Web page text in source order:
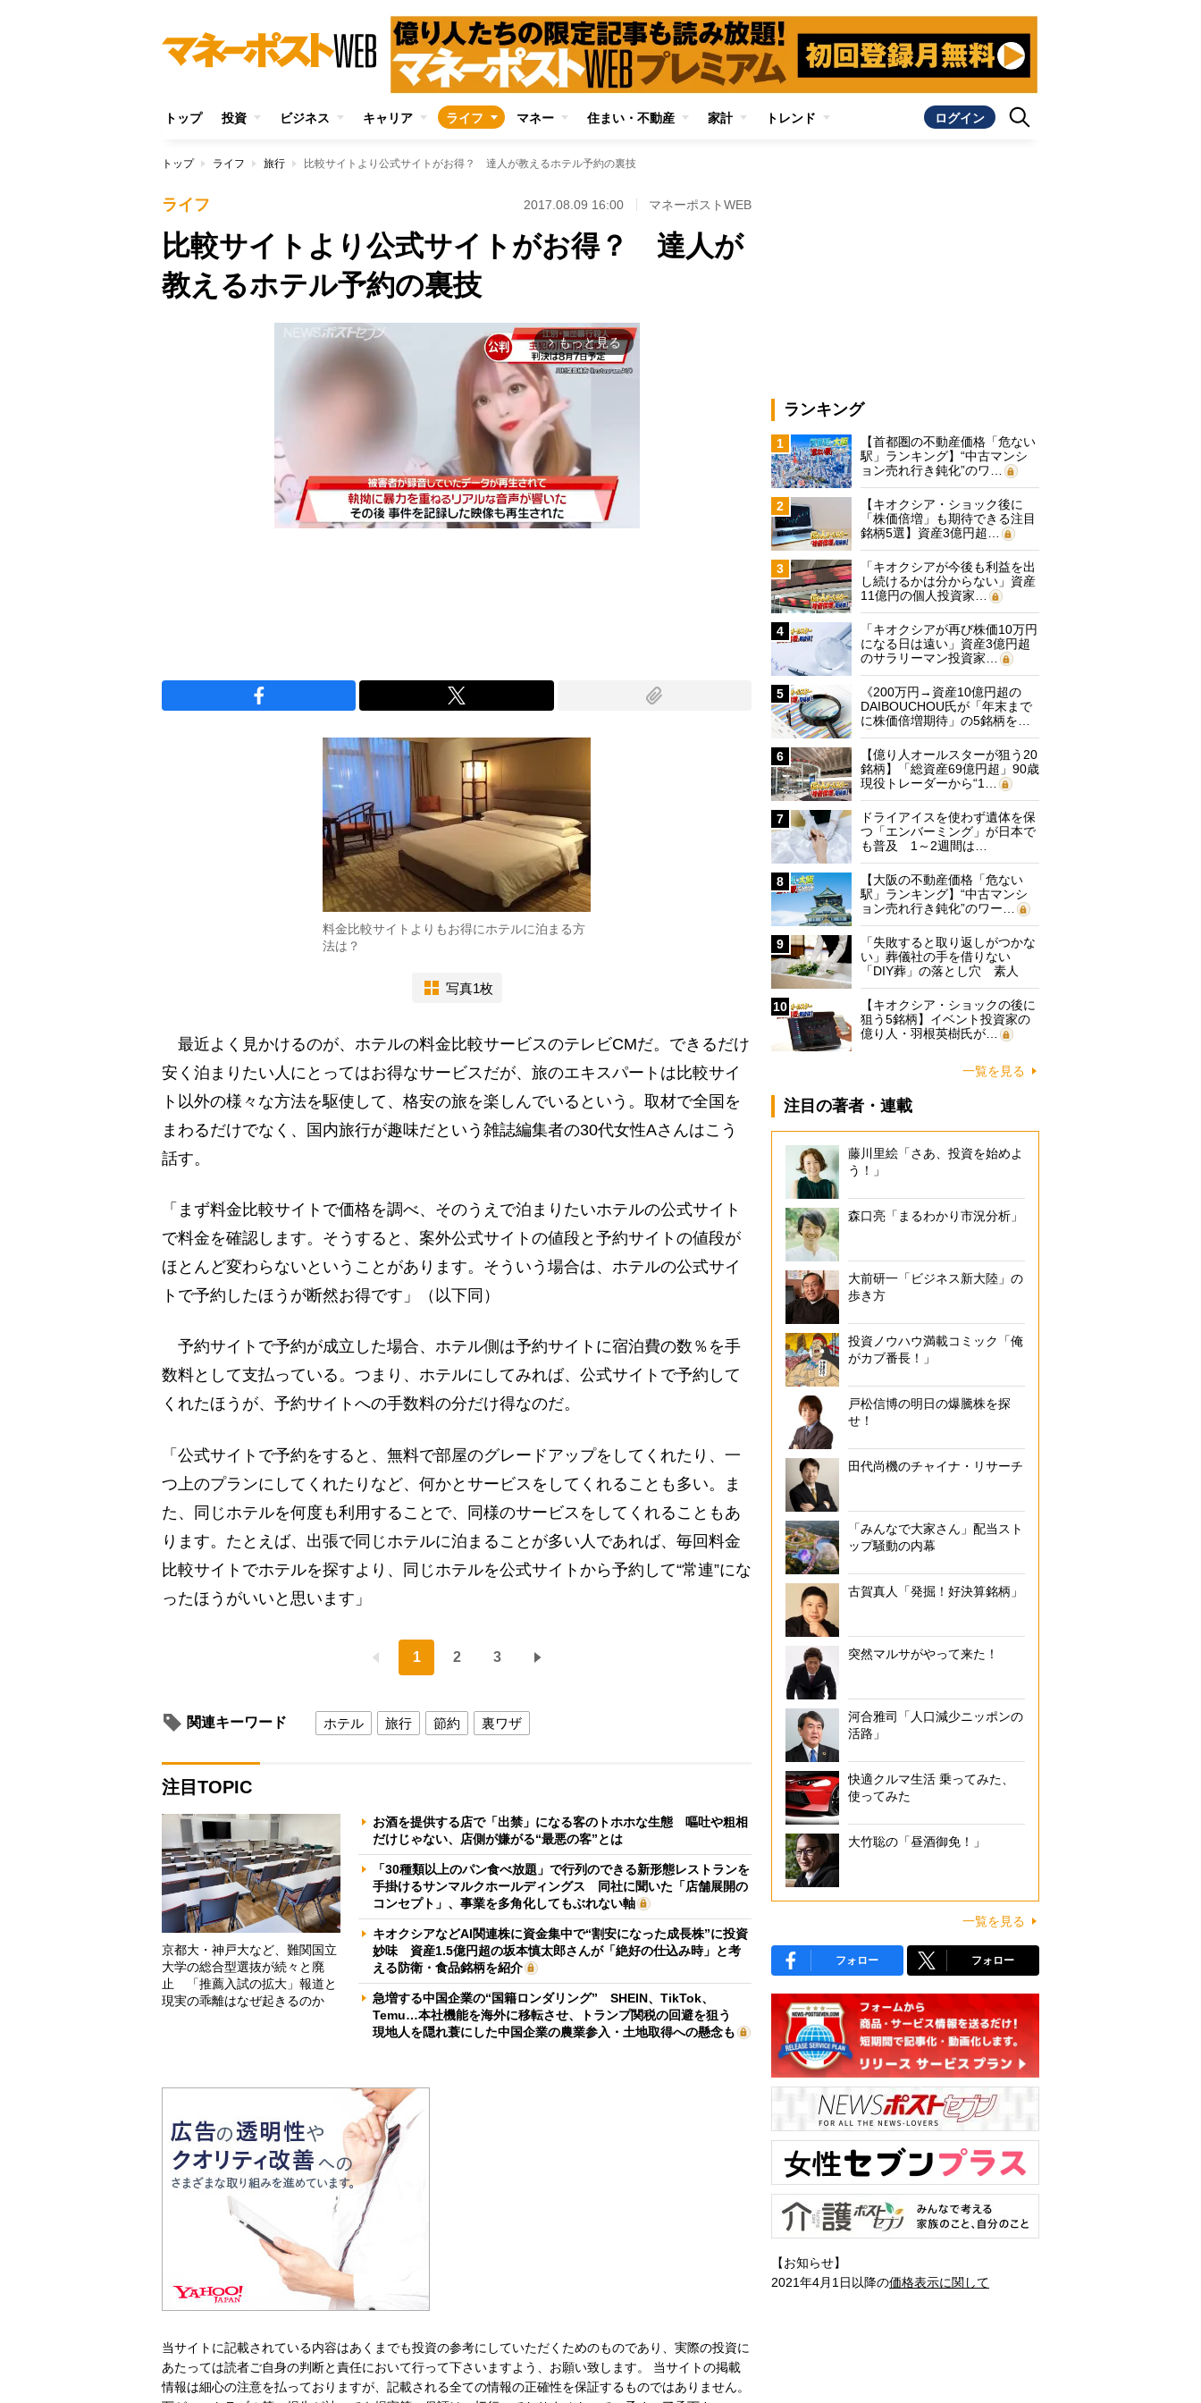
トップ 投資 ビジネス キャリア ライフ マネー 住まい・不動産 家計 トレンド ログイン
トップ ライフ 旅行 比較サイトより公式サイトがお得？ 達人が教えるホテル予約の裏技
ライフ 2017.08.09 16:00 マネーポストWEB
比較サイトより公式サイトがお得？ 達人が
教えるホテル予約の裏技
arrow_forward_ios もっと見る
料金比較サイトよりもお得にホテルに泊まる方
法は？
写真1枚
最近よく見かけるのが、ホテルの料金比較サービスのテレビCMだ。できるだけ
安く泊まりたい人にとってはお得なサービスだが、旅のエキスパートは比較サイ
ト以外の様々な方法を駆使して、格安の旅を楽しんでいるという。取材で全国を
まわるだけでなく、国内旅行が趣味だという雑誌編集者の30代女性Aさんはこう
話す。
「まず料金比較サイトで価格を調べ、そのうえで泊まりたいホテルの公式サイト
で料金を確認します。そうすると、案外公式サイトの値段と予約サイトの値段が
ほとんど変わらないということがあります。そういう場合は、ホテルの公式サイ
トで予約したほうが断然お得です」（以下同）
予約サイトで予約が成立した場合、ホテル側は予約サイトに宿泊費の数％を手
数料として支払っている。つまり、ホテルにしてみれば、公式サイトで予約して
くれたほうが、予約サイトへの手数料の分だけ得なのだ。
「公式サイトで予約をすると、無料で部屋のグレードアップをしてくれたり、一
つ上のプランにしてくれたりなど、何かとサービスをしてくれることも多い。ま
た、同じホテルを何度も利用することで、同様のサービスをしてくれることもあ
ります。たとえば、出張で同じホテルに泊まることが多い人であれば、毎回料金
比較サイトでホテルを探すより、同じホテルを公式サイトから予約して“常連”にな
ったほうがいいと思います」
1 2 3
関連キーワード ホテル 旅行 節約 裏ワザ
注目TOPIC
京都大・神戸大など、難関国立
大学の総合型選抜が続々と廃
止 「推薦入試の拡大」報道と
現実の乖離はなぜ起きるのか
お酒を提供する店で「出禁」になる客のトホホな生態 嘔吐や粗相
だけじゃない、店側が嫌がる“最悪の客”とは
「30種類以上のパン食べ放題」で行列のできる新形態レストランを
手掛けるサンマルクホールディングス 同社に聞いた「店舗展開の
コンセプト」、事業を多角化してもぶれない軸
キオクシアなどAI関連株に資金集中で“割安になった成長株”に投資
妙味 資産1.5億円超の坂本慎太郎さんが「絶好の仕込み時」と考
える防衛・食品銘柄を紹介
急増する中国企業の“国籍ロンダリング” SHEIN、TikTok、
Temu…本社機能を海外に移転させ、トランプ関税の回避を狙う
現地人を隠れ蓑にした中国企業の農業参入・土地取得への懸念も
当サイトに記載されている内容はあくまでも投資の参考にしていただくためのものであり、実際の投資に
あたっては読者ご自身の判断と責任において行って下さいますよう、お願い致します。 当サイトの掲載
情報は細心の注意を払っておりますが、記載される全ての情報の正確性を保証するものではありません。
ランキング
1
【首都圏の不動産価格「危ない
駅」ランキング】“中古マンシ
ョン売れ行き鈍化”のワ…
2
【キオクシア・ショック後に
「株価倍増」も期待できる注目
銘柄5選】資産3億円超…
3
「キオクシアが今後も利益を出
し続けるかは分からない」資産
11億円の個人投資家…
4
「キオクシアが再び株価10万円
になる日は遠い」資産3億円超
のサラリーマン投資家…
5
《200万円→資産10億円超の
DAIBOUCHOU氏が「年末まで
に株価倍増期待」の5銘柄を…
6
【億り人オールスターが狙う20
銘柄】「総資産69億円超」90歳
現役トレーダーから“1…
7
ドライアイスを使わず遺体を保
つ「エンバーミング」が日本で
も普及 1～2週間は…
8
【大阪の不動産価格「危ない
駅」ランキング】“中古マンシ
ョン売れ行き鈍化”のワー…
9
「失敗すると取り返しがつかな
い」葬儀社の手を借りない
「DIY葬」の落とし穴 素人
に…
10
【キオクシア・ショックの後に
狙う5銘柄】イベント投資家の
億り人・羽根英樹氏が…
一覧を見る
注目の著者・連載
藤川里絵「さあ、投資を始めよ
う！」
森口亮「まるわかり市況分析」
大前研一「ビジネス新大陸」の
歩き方
投資ノウハウ満載コミック「俺
がカブ番長！」
戸松信博の明日の爆騰株を探
せ！
田代尚機のチャイナ・リサーチ
「みんなで大家さん」配当スト
ップ騒動の内幕
古賀真人「発掘！好決算銘柄」
突然マルサがやって来た！
河合雅司「人口減少ニッポンの
活路」
快適クルマ生活 乗ってみた、
使ってみた
大竹聡の「昼酒御免！」
一覧を見る
フォロー フォロー
【お知らせ】
2021年4月1日以降の価格表示に関して